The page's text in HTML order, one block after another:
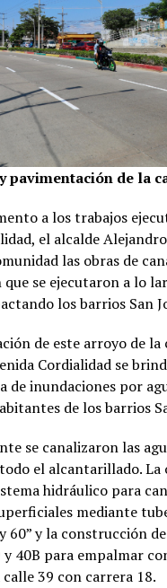
pavimentación de la
a los trabajos
el alcalde
las obras de
se ejecutaron a lo
los barrios San
de este arroyo de
Cordialidad se
de inundaciones por
de los barrios
se canalizaron las
el alcantarillado.
hidráulico para
mediante
60” y la construcción
40B para empalmar
39 con carrera 18.